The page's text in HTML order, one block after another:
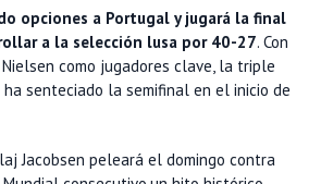
opciones a Portugal y jugará la final
a la selección lusa por 40-27. Con
como jugadores clave, la triple
senteciado la semifinal en el inicio de
Jacobsen peleará el domingo contra